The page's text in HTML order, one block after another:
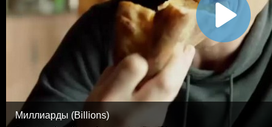
Миллиарды (Billions)